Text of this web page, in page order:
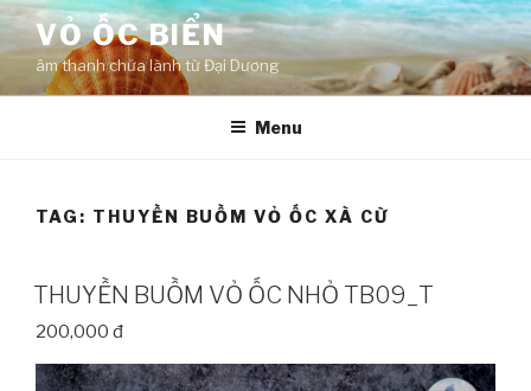
Skip
content
VỎ ỐC BIỂN
âm thanh chữa lành từ Đại Dương
Menu
TAG: THUYỀN BUỒM VỎ ỐC XÀ CỪ
THUYỀN BUỒM VỎ ỐC NHỎ TB09_T
200,000 đ